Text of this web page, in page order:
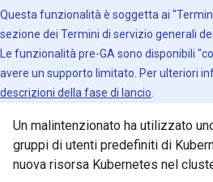
Questa funzionalità è soggetta ai
sezione dei Termini di servizio generali dei
Le funzionalità pre-GA sono disponibili
avere un supporto limitato. Per ulteriori
descrizioni della fase di lancio
Un malintenzionato ha utilizzato
gruppi di utenti predefiniti di
nuova risorsa Kubernetes nel